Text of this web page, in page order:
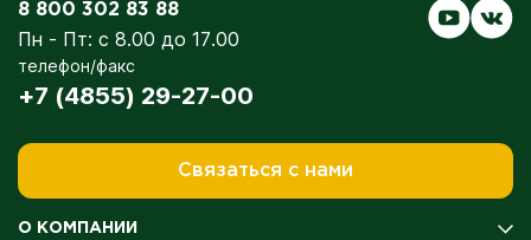
О КОМПАНИИ
8 800 302 83 88
Пн - Пт: с 8.00 до 17.00
телефон/факс
+7 (4855) 29-27-00
Связаться с нами